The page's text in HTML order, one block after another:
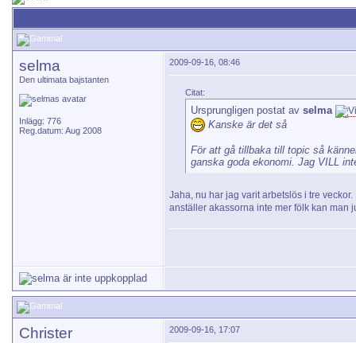
selma
Den ultimata bajstanten
Inlägg: 776
Reg.datum: Aug 2008
2009-09-16, 08:46
Citat:
Ursprungligen postat av selma
Kanske är det så
För att gå tillbaka till topic så
ganska goda ekonomi. Jag VILL
Jaha, nu har jag varit arbetslös i tre
anställer akassorna inte mer fölk kan man
Christer 2009-09-16, 17:07